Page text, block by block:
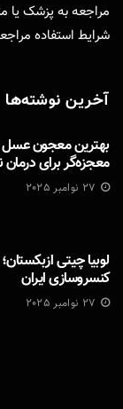
مراجعه به پزشک
شرایط استفاده
آخرین نوشته‌ها
بهترین معجون عسل
معجزه‌گر برای درمان
27 نوامبر 2025
لوبیا چیتی
کنسروسازی ایران
27 نوامبر 2025